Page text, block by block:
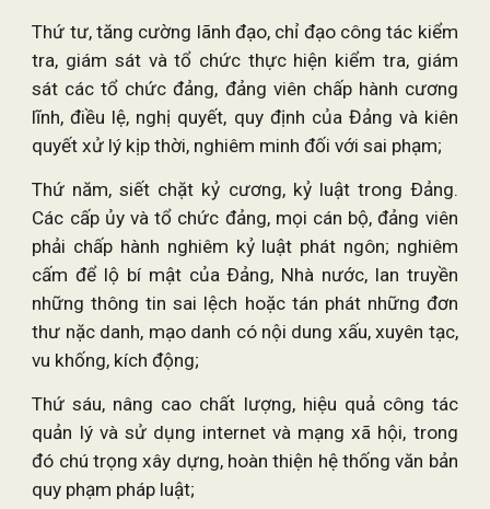
Thứ tư, tăng cường lãnh đạo, chỉ đạo công tác kiểm
tra, giám sát và tổ chức thực hiện kiểm tra, giám
sát các tổ chức đảng, đảng viên chấp hành cương
lĩnh, điều lệ, nghị quyết, quy định của Đảng và kiên
quyết xử lý kịp thời, nghiêm minh đối với sai phạm;
Thứ năm, siết chặt kỷ cương, kỷ luật trong Ðảng.
Các cấp ủy và tổ chức đảng, mọi cán bộ, đảng viên
phải chấp hành nghiêm kỷ luật phát ngôn; nghiêm
cấm để lộ bí mật của Ðảng, Nhà nước, lan truyền
những thông tin sai lệch hoặc tán phát những đơn
thư nặc danh, mạo danh có nội dung xấu, xuyên tạc,
vu khống, kích động;
Thứ sáu, nâng cao chất lượng, hiệu quả công tác
quản lý và sử dụng internet và mạng xã hội, trong
đó chú trọng xây dựng, hoàn thiện hệ thống văn bản
quy phạm pháp luật;